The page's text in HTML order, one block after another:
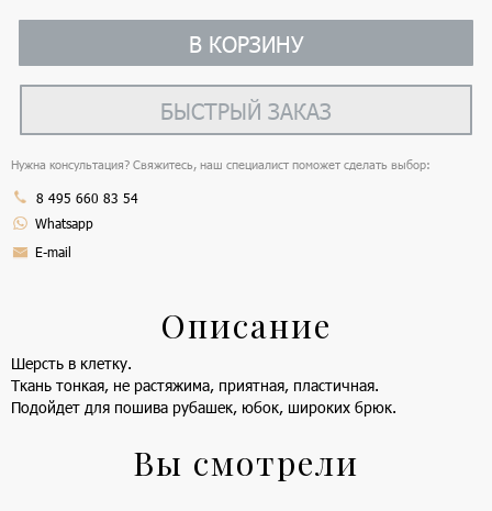
В КОРЗИНУ
БЫСТРЫЙ ЗАКАЗ
Нужна консультация? Свяжитесь, наш специалист поможет сделать выбор:
8 495 660 83 54
Whatsapp
E-mail
Описание
Шерсть в клетку.
Ткань тонкая, не растяжима, приятная, пластичная.
Подойдет для пошива рубашек, юбок, широких брюк.
Вы смотрели